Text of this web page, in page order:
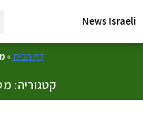
News Israeli
דף הבית»
קטגוריה: